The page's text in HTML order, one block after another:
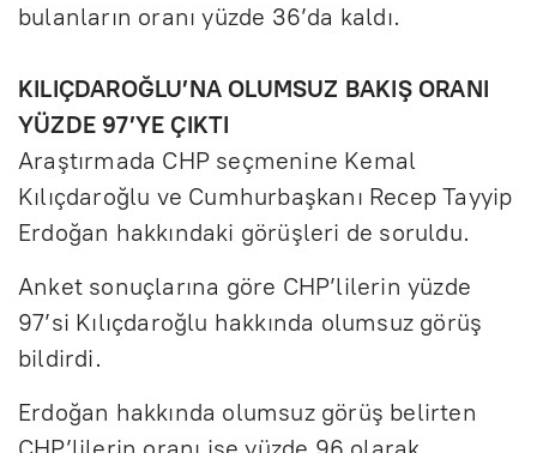
bulanların oranı yüzde 36’da kaldı.
KILIÇDAROĞLU’NA OLUMSUZ BAKIŞ ORANI
YÜZDE 97’YE ÇIKTI
Araştırmada CHP seçmenine Kemal
Kılıçdaroğlu ve Cumhurbaşkanı Recep Tayyip
Erdoğan hakkındaki görüşleri de soruldu.
Anket sonuçlarına göre CHP’lilerin yüzde
97’si Kılıçdaroğlu hakkında olumsuz görüş
bildirdi.
Erdoğan hakkında olumsuz görüş belirten